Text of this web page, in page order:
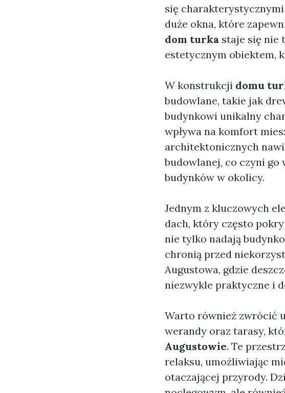
się
duże okna, które
dom turka staje się nie
estetycznym obiektem,
W konstrukcji domu
budowlane, takie jak
budynkowi unikalny
wpływa na komfort
architektonicznych
budowlanej, co czyni
budynków w okolicy.
Jednym z kluczowych
dach, który często
nie tylko nadają
chronią przed
Augustowa, gdzie
niezwykle praktyczne i
Warto również zwrócić
werandy oraz tarasy,
Augustowie. Te
relaksu, umożliwiając
otaczającej przyrody.